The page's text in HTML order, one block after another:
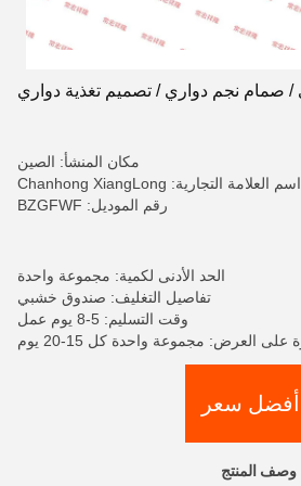
/ صمام نجم دواري / تصميم تغذية دواري
مكان المنشأ: الصين
اسم العلامة التجارية: Chanhong XiangLong
رقم الموديل: BZGFWF
الحد الأدنى لكمية: مجموعة واحدة
تفاصيل التغليف: صندوق خشبي
وقت التسليم: 5-8 يوم عمل
على العرض: مجموعة واحدة كل 15-20 يوم
سعر
وصف المنتج